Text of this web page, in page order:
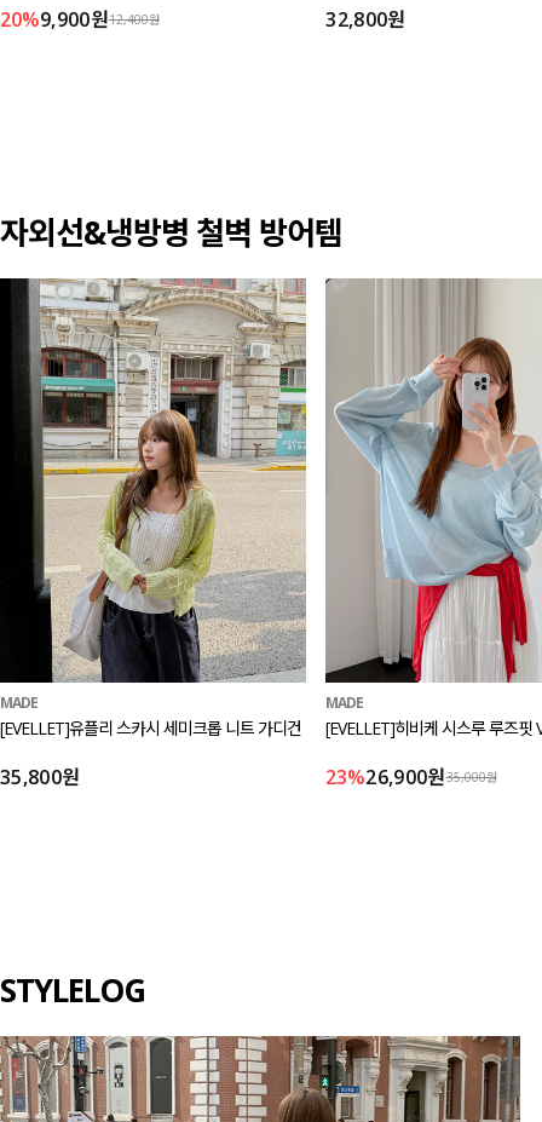
20%9,900원12,400원 32,800원
자외선&냉방병 철벽 방어템
MADE
[EVELLET]유플리 스카시 세미크롭 니트 가디건
35,800원
MADE
[EVELLET]히비케 시스루 루즈핏
23%26,900원35,000원
STYLELOG